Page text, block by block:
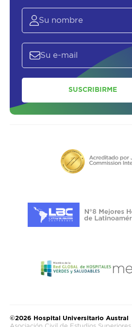
SOLICITAR UN ASESOR
SUSCRIBIRME
©2026 Hospital Universitario Austral